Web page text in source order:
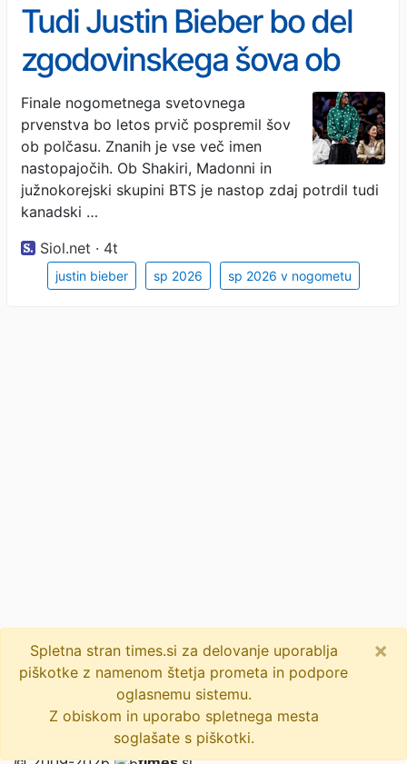
Tudi Justin Bieber bo del
zgodovinskega šova ob
polčasu finala SP
Finale nogometnega svetovnega
prvenstva bo letos prvič pospremil šov
ob polčasu. Znanih je vse več imen
nastopajočih. Ob Shakiri, Madonni in
južnokorejski skupini BTS je nastop zdaj potrdil tudi
kanadski …
Siol.net · 4t
justin bieber sp 2026 sp 2026 v nogometu
Spletna stran times.si za delovanje uporablja
piškotke z namenom štetja prometa in podpore
oglasnemu sistemu.
Z obiskom in uporabo spletnega mesta
soglašate s piškotki.
×